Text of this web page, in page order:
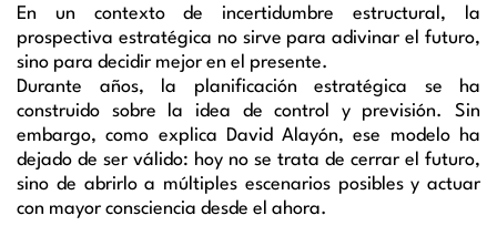
En un contexto de incertidumbre estructural, la
prospectiva estratégica no sirve para adivinar el futuro,
sino para decidir mejor en el presente.
Durante años, la planificación estratégica se ha
construido sobre la idea de control y previsión. Sin
embargo, como explica David Alayón, ese modelo ha
dejado de ser válido: hoy no se trata de cerrar el futuro,
sino de abrirlo a múltiples escenarios posibles y actuar
con mayor consciencia desde el ahora.